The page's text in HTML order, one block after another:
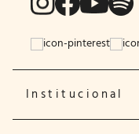
Institucional